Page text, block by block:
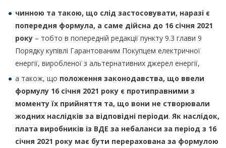
чинною та такою, що слід застосовувати, наразі є
попередня формула, а саме дійсна до 16 січня 2021
року – тобто в попередній редакції пункту 9.3 глави 9
Порядку купівлі Гарантованим Покупцем електричної
енергії, виробленої з альтернативних джерел енергії,
а також, що положення законодавства, що ввели
формулу 16 січня 2021 року є протиправними з
моменту їх прийняття та, що вони не створювали
жодних наслідків за відповідні періоди. Як наслідок,
плата виробників із ВДЕ за небаланси за період з 16
січня 2021 року має бути перерахована за формулою